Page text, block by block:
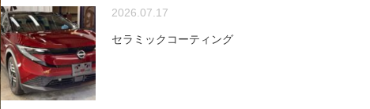
2026.07.17
セラミックコーティング